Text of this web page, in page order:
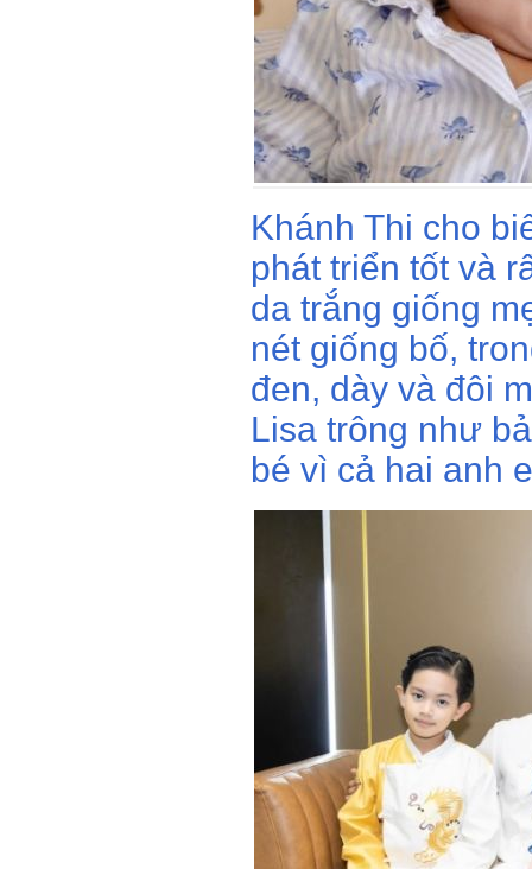
Khánh Thi cho
phát triển tốt và
da trắng giống
nét giống bố,
đen, dày và đôi
Lisa trông như
bé vì cả hai anh